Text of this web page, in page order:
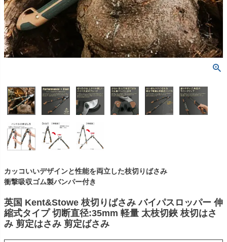
カッコいいデザインと性能を両立した枝切りばさみ
衝撃吸収ゴム製バンパー付き
英国 Kent&Stowe 枝切りばさみ バイパスロッパー 伸
縮式タイプ 切断直径:35mm 軽量 太枝切鋏 枝切はさ
み 剪定はさみ 剪定ばさみ